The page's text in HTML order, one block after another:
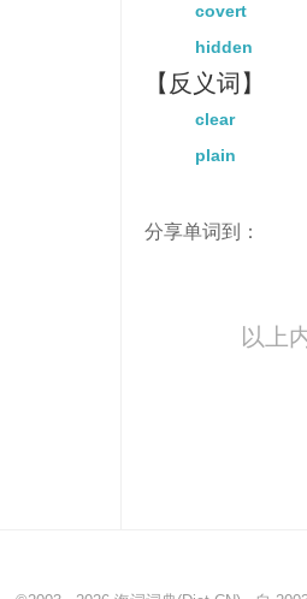
covert
hidden
【反义词】
clear
plain
分享单词到：
以上